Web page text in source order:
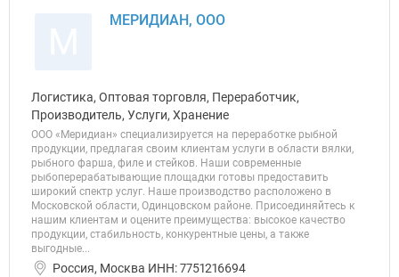
МЕРИДИАН, ООО
Логистика, Оптовая торговля, Переработчик,
Производитель, Услуги, Хранение
ООО «Меридиан» специализируется на переработке рыбной
продукции, предлагая своим клиентам услуги в области вялки,
рыбного фарша, филе и стейков. Наши современные
рыбоперерабатывающие площадки готовы предоставить
широкий спектр услуг. Наше производство расположено в
Московской области, Одинцовском районе. Присоединяйтесь к
нашим клиентам и оцените преимущества: высокое качество
продукции, стабильность, конкурентные цены, а также
выгодные...
Россия, Москва ИНН: 7751216694